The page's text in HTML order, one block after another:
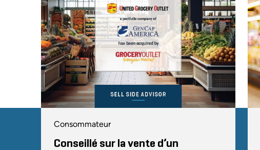
Consommateur
Conseillé sur la vente d’un